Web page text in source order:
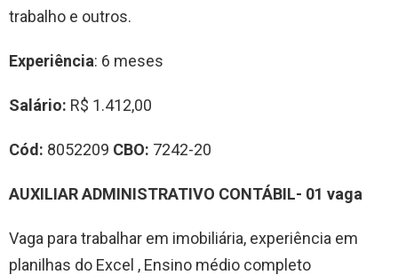
trabalho e outros.
Experiência: 6 meses
Salário: R$ 1.412,00
Cód: 8052209 CBO: 7242-20
AUXILIAR ADMINISTRATIVO CONTÁBIL- 01 vaga
Vaga para trabalhar em imobiliária, experiência em
planilhas do Excel , Ensino médio completo